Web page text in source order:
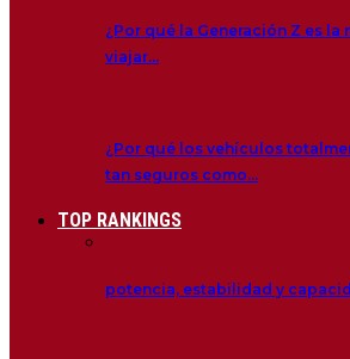
¿Por qué la Generación Z es la
viajar…
¿Por qué los vehículos
tan seguros como…
TOP RANKINGS
potencia, estabilidad y